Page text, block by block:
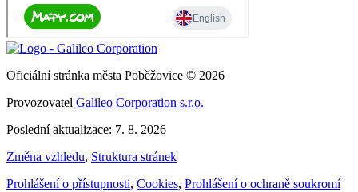
Oficiální stránka města Poběžovice © 2026
Provozovatel Galileo Corporation s.r.o.
Poslední aktualizace: 7. 8. 2026
Změna vzhledu, Struktura stránek
Prohlášení o přístupnosti, Cookies, Prohlášení o ochraně soukromí